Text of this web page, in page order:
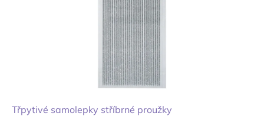
Třpytivé samolepky stříbrné proužky